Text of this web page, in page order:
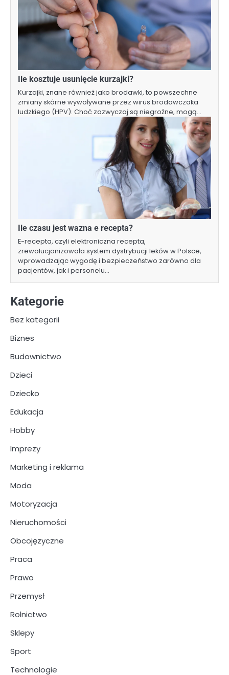
Ile kosztuje usunięcie kurzajki?
Kurzajki, znane również jako brodawki, to powszechne
zmiany skórne wywoływane przez wirus brodawczaka
ludzkiego (HPV). Choć zazwyczaj są niegroźne, mogą…
Ile czasu jest wazna e recepta?
E-recepta, czyli elektroniczna recepta,
zrewolucjonizowała system dystrybucji leków w Polsce,
wprowadzając wygodę i bezpieczeństwo zarówno dla
pacjentów, jak i personelu…
Kategorie
Bez kategorii
Biznes
Budownictwo
Dzieci
Dziecko
Edukacja
Hobby
Imprezy
Marketing i reklama
Moda
Motoryzacja
Nieruchomości
Obcojęzyczne
Praca
Prawo
Przemysł
Rolnictwo
Sklepy
Sport
Technologie